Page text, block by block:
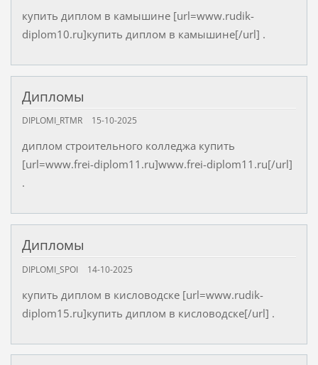
купить диплом в камышине [url=www.rudik-
diplom10.ru]купить диплом в камышине[/url] .
Дипломы
DIPLOMI_RTMR 15-10-2025
диплом строительного колледжа купить
[url=www.frei-diplom11.ru]www.frei-diplom11.ru[/url]
.
Дипломы
DIPLOMI_SPOI 14-10-2025
купить диплом в кисловодске [url=www.rudik-
diplom15.ru]купить диплом в кисловодске[/url] .